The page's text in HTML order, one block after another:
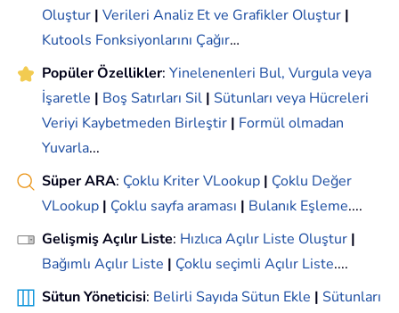
Oluştur | Verileri Analiz Et ve Grafikler Oluştur |
Kutools Fonksiyonlarını Çağır…
Popüler Özellikler: Yinelenenleri Bul, Vurgula veya
İşaretle | Boş Satırları Sil | Sütunları veya Hücreleri
Veriyi Kaybetmeden Birleştir | Formül olmadan
Yuvarla...
Süper ARA: Çoklu Kriter VLookup | Çoklu Değer
VLookup | Çoklu sayfa araması | Bulanık Eşleme....
Gelişmiş Açılır Liste: Hızlıca Açılır Liste Oluştur |
Bağımlı Açılır Liste | Çoklu seçimli Açılır Liste....
Sütun Yöneticisi: Belirli Sayıda Sütun Ekle | Sütunları